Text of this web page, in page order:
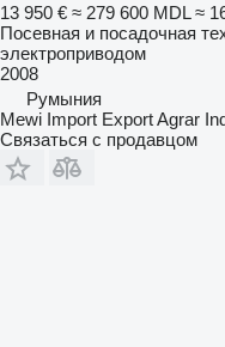
13 950 € ≈ 279 600 MDL ≈
Посевная и посадочная
электроприводом
2008
Румыния
Mewi Import Export Agrar
Связаться с продавцом